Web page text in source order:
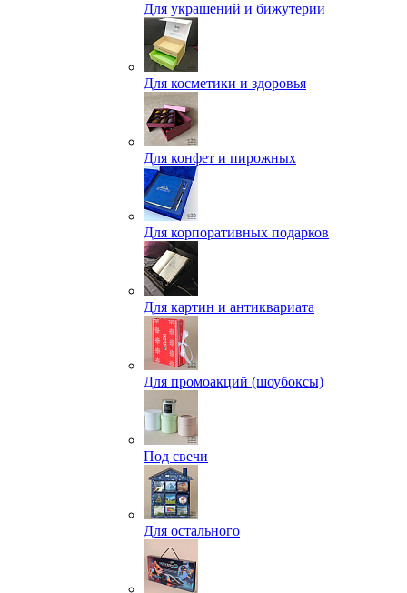
Для украшений и бижутерии
Для косметики и здоровья
Для конфет и пирожных
Для корпоративных подарков
Для картин и антиквариата
Для промоакций (шоубоксы)
Под свечи
Для остального